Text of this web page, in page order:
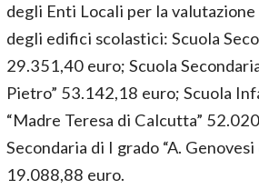
degli Enti Locali per la valutazione
degli edifici scolastici: Scuola
29.351,40 euro; Scuola
Pietro” 53.142,18 euro; Scuola
“Madre Teresa di Calcutta”
Secondaria di I grado “A.
19.088,88 euro.